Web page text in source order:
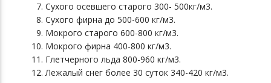
Сухого осевшего старого 300- 500кг/м3.
Сухого фирна до 500-600 кг/м3.
Мокрого старого 600-800 кг/м3.
Мокрого фирна 400-800 кг/м3.
Глетчерного льда 800-960 кг/м3.
Лежалый снег более 30 суток 340-420 кг/м3.